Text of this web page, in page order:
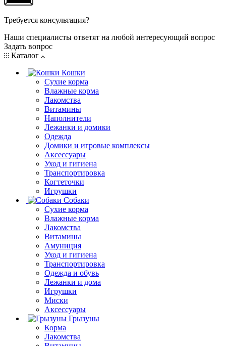
Требуется консультация?
Наши специалисты ответят на любой интересующий вопрос
Задать вопрос
Каталог
Кошки
Сухие корма
Влажные корма
Лакомства
Витамины
Наполнители
Лежанки и домики
Одежда
Домики и игровые комплексы
Аксессуары
Уход и гигиена
Транспортировка
Когтеточки
Игрушки
Собаки
Сухие корма
Влажные корма
Лакомства
Витамины
Амуниция
Уход и гигиена
Транспортировка
Одежда и обувь
Лежанки и дома
Игрушки
Миски
Аксессуары
Грызуны
Корма
Лакомства